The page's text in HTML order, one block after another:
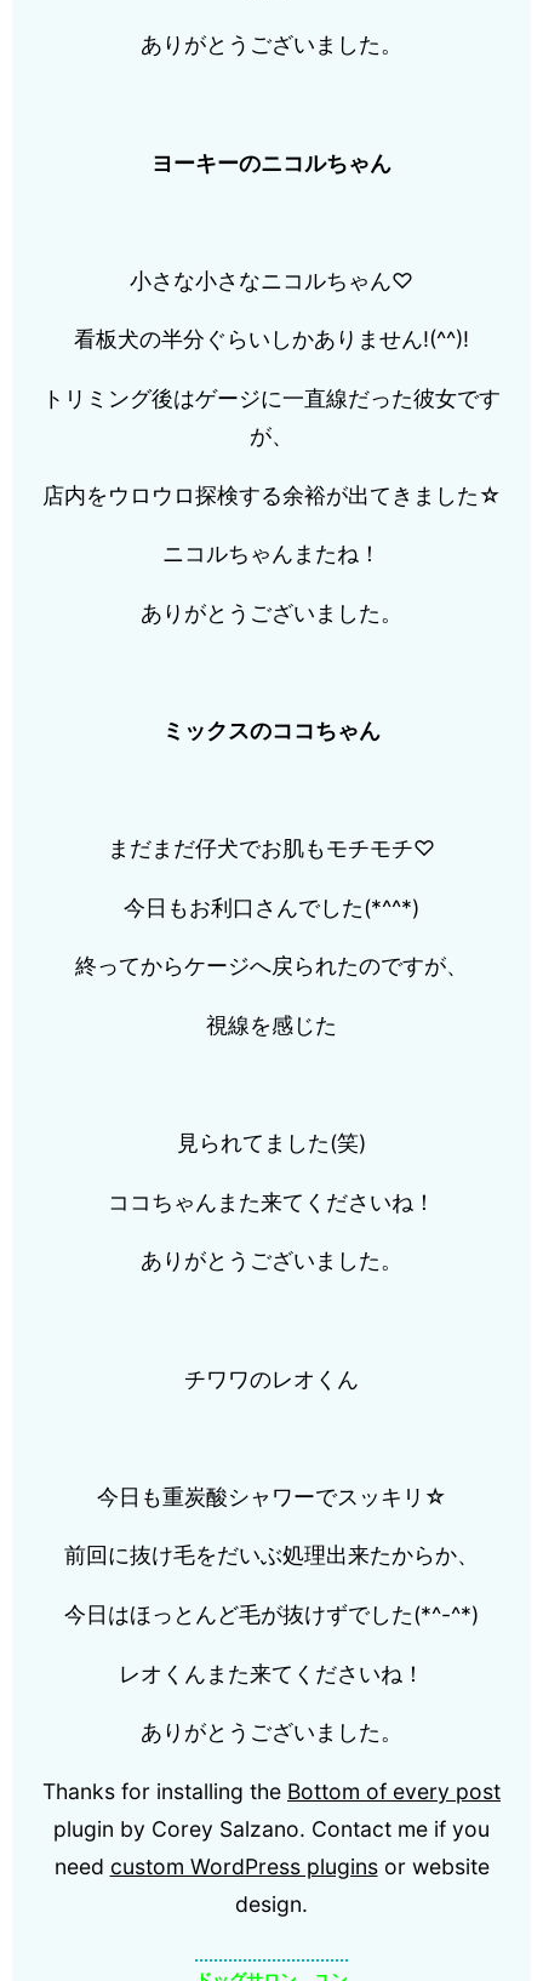
ありがとうございました。
ヨーキーのニコルちゃん
小さな小さなニコルちゃん♡
看板犬の半分ぐらいしかありません!(^^)!
トリミング後はゲージに一直線だった彼女です
が、
店内をウロウロ探検する余裕が出てきました☆
ニコルちゃんまたね！
ありがとうございました。
ミックスのココちゃん
まだまだ仔犬でお肌もモチモチ♡
今日もお利口さんでした(*^^*)
終ってからケージへ戻られたのですが、
視線を感じた
見られてました(笑)
ココちゃんまた来てくださいね！
ありがとうございました。
チワワのレオくん
今日も重炭酸シャワーでスッキリ☆
前回に抜け毛をだいぶ処理出来たからか、
今日はほっとんど毛が抜けずでした(*^-^*)
レオくんまた来てくださいね！
ありがとうございました。
Thanks for installing the Bottom of every post
plugin by Corey Salzano. Contact me if you
need custom WordPress pluginsor website
design.